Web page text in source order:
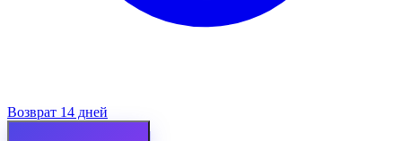
Возврат 14 дней